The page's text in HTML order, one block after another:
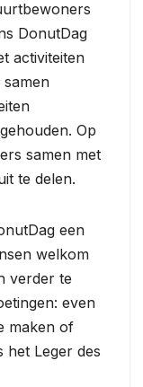
DonutDag
activiteiten
Op
samen met
te delen.
een
welkom
verder te
even
maken of
het Leger des